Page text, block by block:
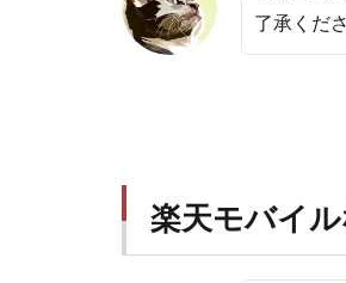
了承くだ
楽天モバイ